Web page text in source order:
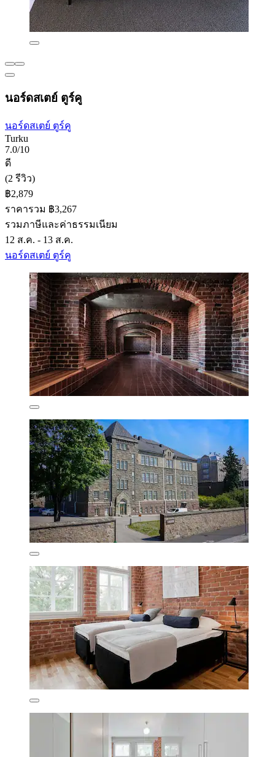
นอร์ดสเตย์ ตูร์คู
นอร์ดสเตย์ ตูร์คู
Turku
7.0/10
ดี
(2 รีวิว)
฿2,879
ราคารวม ฿3,267
รวมภาษีและค่าธรรมเนียม
12 ส.ค. - 13 ส.ค.
นอร์ดสเตย์ ตูร์คู